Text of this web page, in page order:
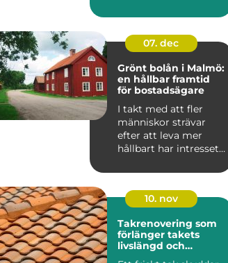
inomh...
07. dec
Grönt bolån i Malmö:
en hållbar framtid
för bostadsägare
I takt med att fler
människor strävar
efter att leva mer
hållbart har intresset
10. nov
Takrenovering som
förlänger takets
livslängd och